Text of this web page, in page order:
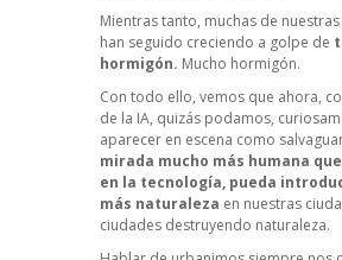
Mientras tanto, muchas de
han seguido creciendo a golpe de
hormigón. Mucho hormigón.
Con todo ello, vemos que ahora,
de la IA, quizás podamos,
aparecer en escena como
mirada mucho más humana
en la tecnología, pueda
más naturaleza en nuestras
ciudades destruyendo naturaleza.